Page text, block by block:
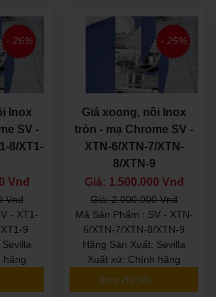
- 26%
Inox
SV -
8/XT1-
Vnđ
Vnđ
- XT1-
9
hãng
- 25%
Giá xoong, nồi Inox
tròn - mạ Chrome SV -
XTN-6/XTN-7/XTN-
8/XTN-9
Giá: 1.500.000 Vnđ
Giá: 2.000.000 Vnđ
Mã Sản Phẩm : SV - XTN-
6/XTN-7/XTN-8/XTN-9
Hãng Sản Xuất: Sevilla
Xuất xứ: Chính hãng
Xem chi tiết